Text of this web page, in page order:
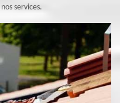
services.